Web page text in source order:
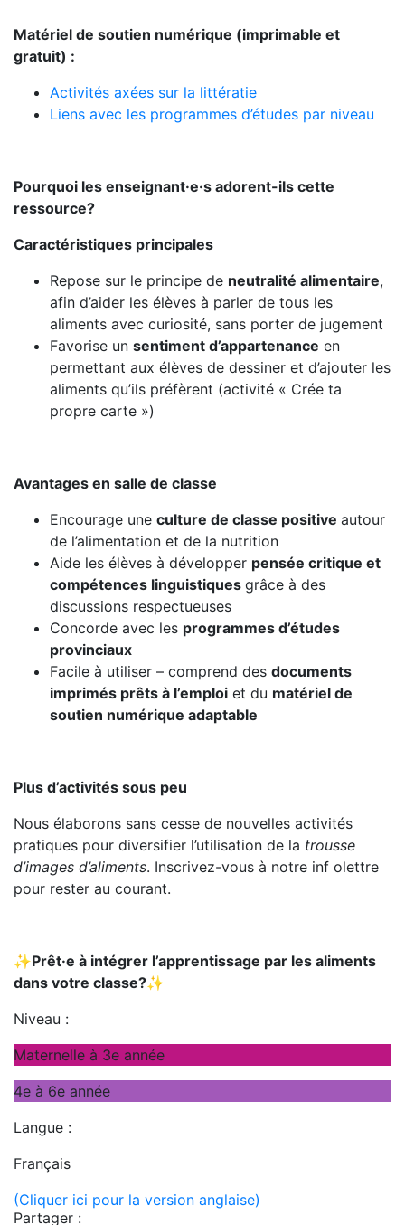
Matériel de soutien numérique (imprimable et
gratuit) :
Activités axées sur la littératie
Liens avec les programmes d’études par niveau
Pourquoi les enseignant·e·s adorent-ils cette
ressource?
Caractéristiques principales
Repose sur le principe de neutralité alimentaire,
afin d’aider les élèves à parler de tous les
aliments avec curiosité, sans porter de jugement
Favorise un sentiment d’appartenance en
permettant aux élèves de dessiner et d’ajouter les
aliments qu’ils préfèrent (activité « Crée ta
propre carte »)
Avantages en salle de classe
Encourage une culture de classe positive autour
de l’alimentation et de la nutrition
Aide les élèves à développer pensée critique et
compétences linguistiques grâce à des
discussions respectueuses
Concorde avec les programmes d’études
provinciaux
Facile à utiliser – comprend des documents
imprimés prêts à l’emploi et du matériel de
soutien numérique adaptable
Plus d’activités sous peu
Nous élaborons sans cesse de nouvelles activités
pratiques pour diversifier l’utilisation de la trousse
d’images d’aliments. Inscrivez-vous à notre inf olettre
pour rester au courant.
✨Prêt·e à intégrer l’apprentissage par les aliments
dans votre classe?✨
Niveau :
Maternelle à 3e année
4e à 6e année
Langue :
Français
(Cliquer ici pour la version anglaise)
Partager :